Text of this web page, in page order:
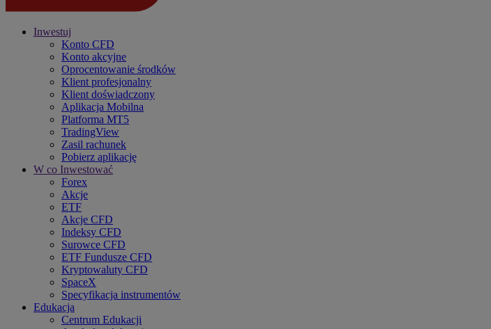
Inwestuj
Konto CFD
Konto akcyjne
Oprocentowanie środków
Klient profesjonalny
Klient doświadczony
Aplikacja Mobilna
Platforma MT5
TradingView
Zasil rachunek
Pobierz aplikację
W co Inwestować
Forex
Akcje
ETF
Akcje CFD
Indeksy CFD
Surowce CFD
ETF Fundusze CFD
Kryptowaluty CFD
SpaceX
Specyfikacja instrumentów
Edukacja
Centrum Edukacji